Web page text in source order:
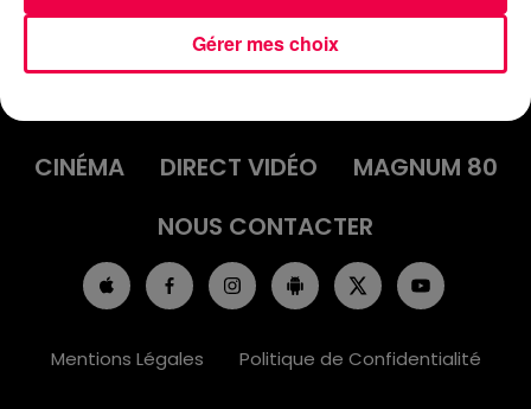
INFOS
EMISSIONS
CINÉMA
DIRECT VIDÉO
MAGNUM 80
NOUS CONTACTER
Mentions Légales Politique de Confidentialité
Gérer mes choix